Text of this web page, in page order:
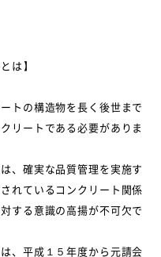
は】
トの構造物を長く後世まで
リートである必要がありま
、確実な品質管理を実施す
れているコンクリート関係
する意識の高揚が不可欠で
、平成１５年度から元請会